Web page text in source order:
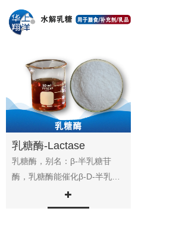
乳糖酶-Lactase
乳糖酶，别名：β-半乳糖苷
酶，乳糖酶能催化β-D-半乳糖
苷和α-L-阿拉伯糖苷水解。其
中是催化...